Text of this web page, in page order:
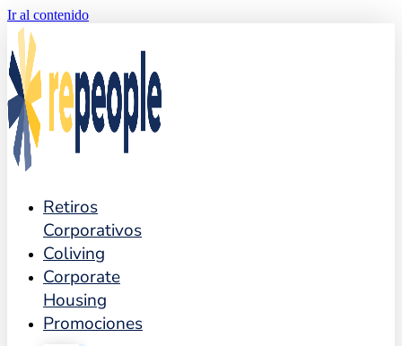
Ir al contenido
Retiros
Corporativos
Coliving
Corporate
Housing
Promociones